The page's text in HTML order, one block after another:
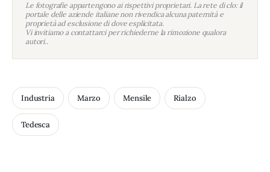
Le fotografie appartengono ai rispettivi proprietari. La rete di clo: il
portale delle aziende italiane non rivendica alcuna paternità e
proprietà ad esclusione di dove esplicitata.
Vi invitiamo a contattarci per richiederne la rimozione qualora
autori..
Industria Marzo Mensile Rialzo
Tedesca